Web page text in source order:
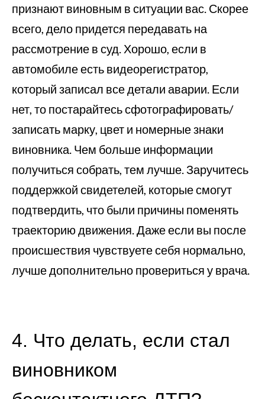
признают виновным в ситуации вас. Скорее
всего, дело придется передавать на
рассмотрение в суд. Хорошо, если в
автомобиле есть видеорегистратор,
который записал все детали аварии. Если
нет, то постарайтесь сфотографировать/
записать марку, цвет и номерные знаки
виновника. Чем больше информации
получиться собрать, тем лучше. Заручитесь
поддержкой свидетелей, которые смогут
подтвердить, что были причины поменять
траекторию движения. Даже если вы после
происшествия чувствуете себя нормально,
лучше дополнительно провериться у врача.
4. Что делать, если стал
виновником